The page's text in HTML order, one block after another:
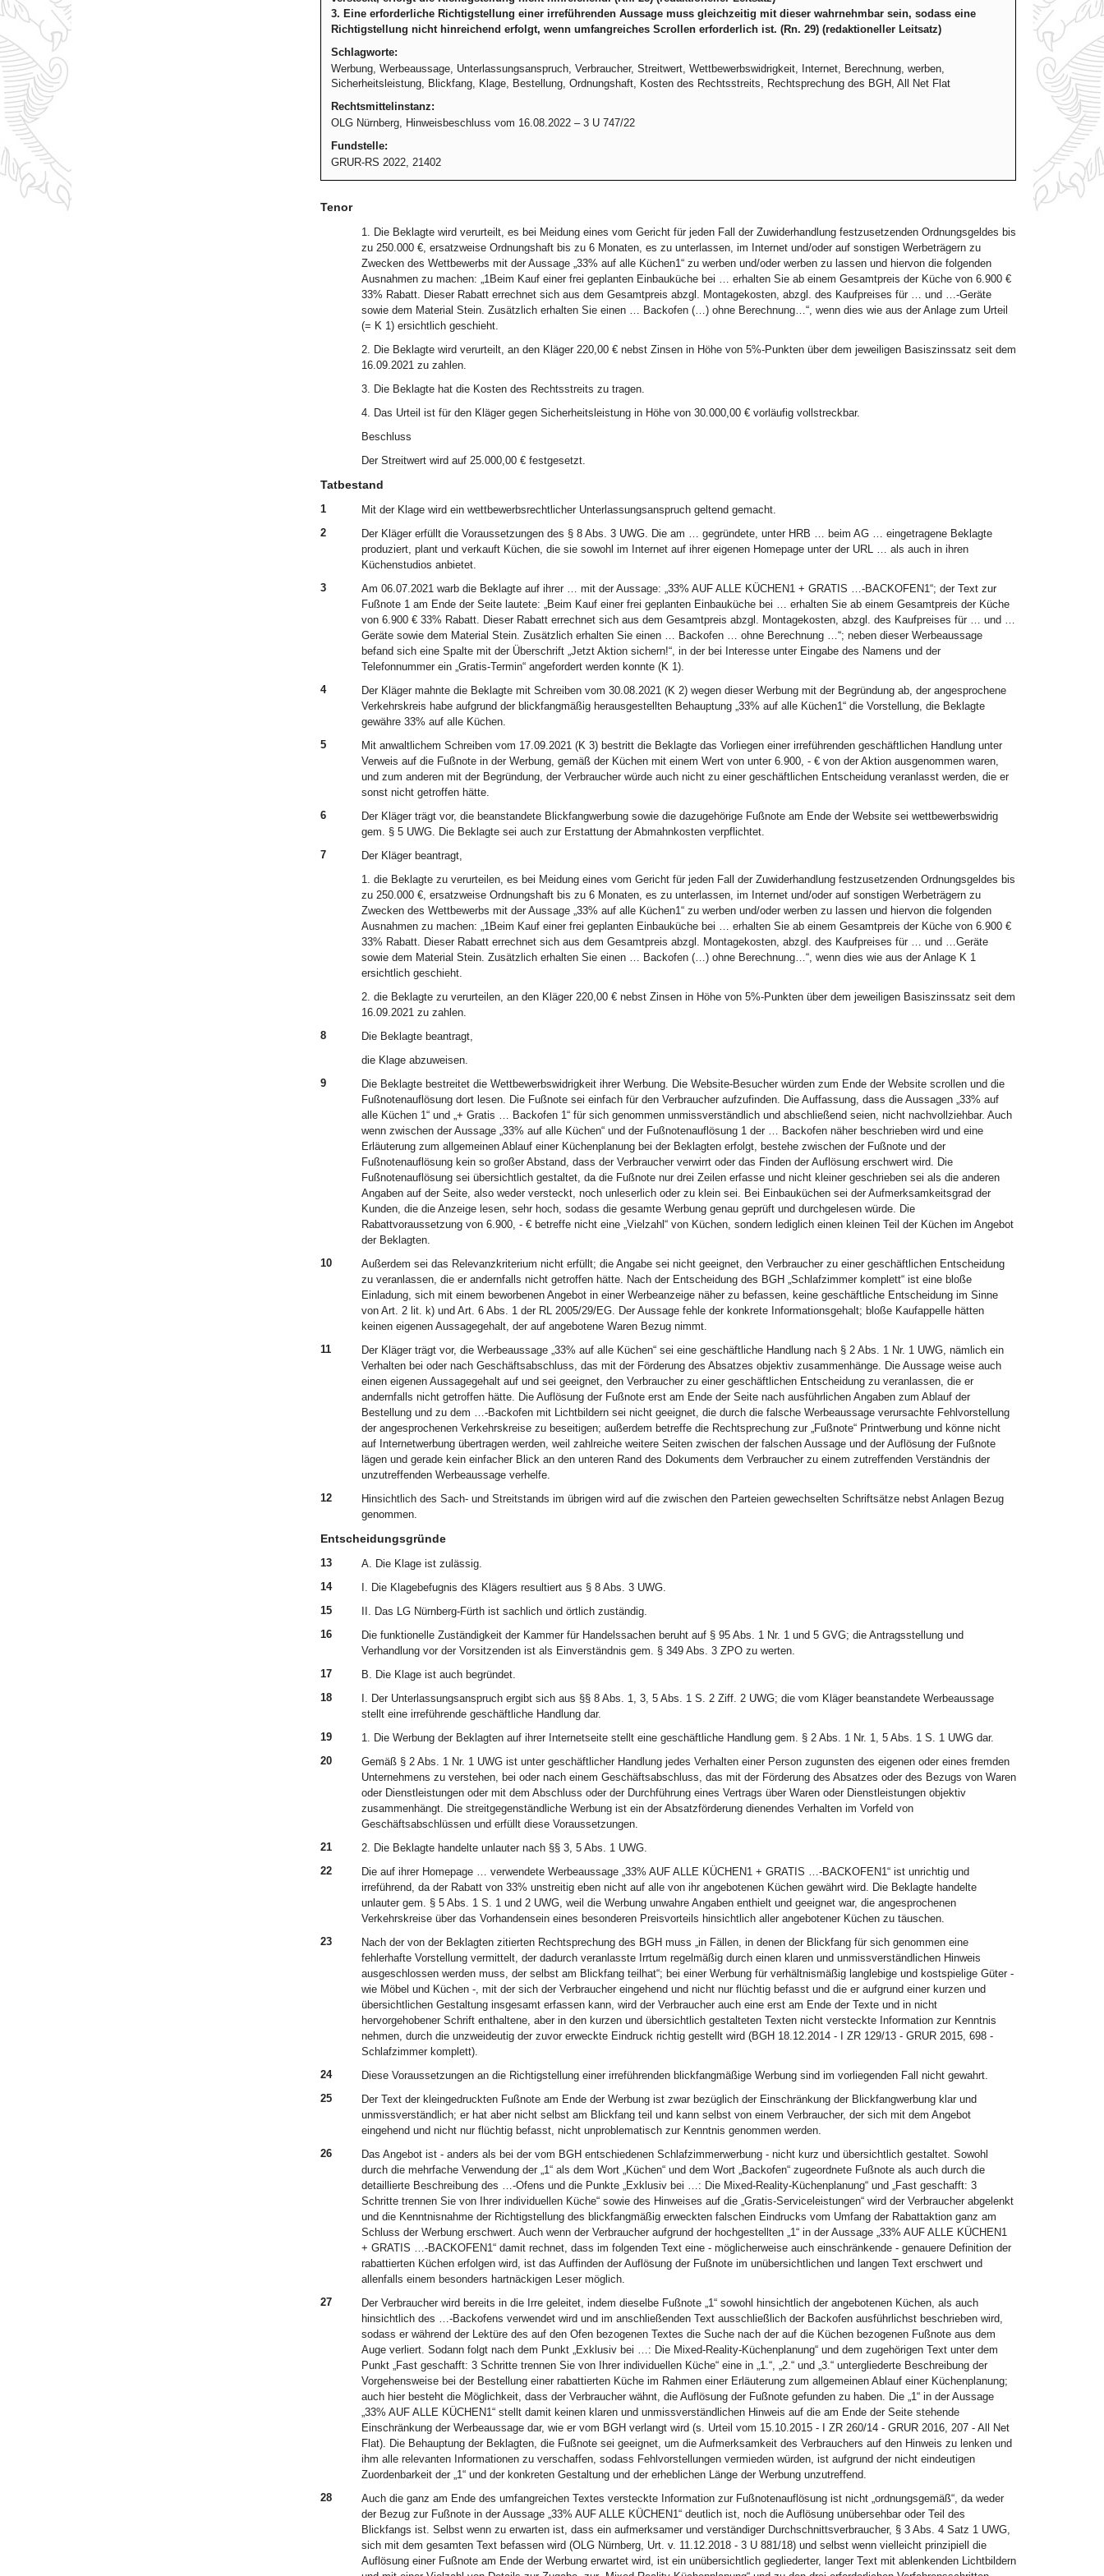
3. Eine erforderliche Richtigstellung einer irreführenden Aussage muss gleichzeitig mit dieser wahrnehmbar sein, sodass eine
Richtigstellung nicht hinreichend erfolgt, wenn umfangreiches Scrollen erforderlich ist. (Rn. 29) (redaktioneller Leitsatz)
Schlagworte:
Werbung, Werbeaussage, Unterlassungsanspruch, Verbraucher, Streitwert, Wettbewerbswidrigkeit, Internet, Berechnung, werben,
Sicherheitsleistung, Blickfang, Klage, Bestellung, Ordnungshaft, Kosten des Rechtsstreits, Rechtsprechung des BGH, All Net Flat
Rechtsmittelinstanz:
OLG Nürnberg, Hinweisbeschluss vom 16.08.2022 – 3 U 747/22
Fundstelle:
GRUR-RS 2022, 21402
Tenor
1. Die Beklagte wird verurteilt, es bei Meidung eines vom Gericht für jeden Fall der Zuwiderhandlung festzusetzenden Ordnungsgeldes bis
zu 250.000 €, ersatzweise Ordnungshaft bis zu 6 Monaten, es zu unterlassen, im Internet und/oder auf sonstigen Werbeträgern zu
Zwecken des Wettbewerbs mit der Aussage „33% auf alle Küchen1“ zu werben und/oder werben zu lassen und hiervon die folgenden
Ausnahmen zu machen: „1Beim Kauf einer frei geplanten Einbauküche bei … erhalten Sie ab einem Gesamtpreis der Küche von 6.900 €
33% Rabatt. Dieser Rabatt errechnet sich aus dem Gesamtpreis abzgl. Montagekosten, abzgl. des Kaufpreises für … und …-Geräte
sowie dem Material Stein. Zusätzlich erhalten Sie einen … Backofen (…) ohne Berechnung…“, wenn dies wie aus der Anlage zum Urteil
(= K 1) ersichtlich geschieht.
2. Die Beklagte wird verurteilt, an den Kläger 220,00 € nebst Zinsen in Höhe von 5%-Punkten über dem jeweiligen Basiszinssatz seit dem
16.09.2021 zu zahlen.
3. Die Beklagte hat die Kosten des Rechtsstreits zu tragen.
4. Das Urteil ist für den Kläger gegen Sicherheitsleistung in Höhe von 30.000,00 € vorläufig vollstreckbar.
Beschluss
Der Streitwert wird auf 25.000,00 € festgesetzt.
Tatbestand
1
Mit der Klage wird ein wettbewerbsrechtlicher Unterlassungsanspruch geltend gemacht.
2
Der Kläger erfüllt die Voraussetzungen des § 8 Abs. 3 UWG. Die am … gegründete, unter HRB … beim AG … eingetragene Beklagte
produziert, plant und verkauft Küchen, die sie sowohl im Internet auf ihrer eigenen Homepage unter der URL … als auch in ihren
Küchenstudios anbietet.
3
Am 06.07.2021 warb die Beklagte auf ihrer … mit der Aussage: „33% AUF ALLE KÜCHEN1 + GRATIS …-BACKOFEN1“; der Text zur
Fußnote 1 am Ende der Seite lautete: „Beim Kauf einer frei geplanten Einbauküche bei … erhalten Sie ab einem Gesamtpreis der Küche
von 6.900 € 33% Rabatt. Dieser Rabatt errechnet sich aus dem Gesamtpreis abzgl. Montagekosten, abzgl. des Kaufpreises für … und …
Geräte sowie dem Material Stein. Zusätzlich erhalten Sie einen … Backofen … ohne Berechnung …“; neben dieser Werbeaussage
befand sich eine Spalte mit der Überschrift „Jetzt Aktion sichern!“, in der bei Interesse unter Eingabe des Namens und der
Telefonnummer ein „Gratis-Termin“ angefordert werden konnte (K 1).
4
Der Kläger mahnte die Beklagte mit Schreiben vom 30.08.2021 (K 2) wegen dieser Werbung mit der Begründung ab, der angesprochene
Verkehrskreis habe aufgrund der blickfangmäßig herausgestellten Behauptung „33% auf alle Küchen1“ die Vorstellung, die Beklagte
gewähre 33% auf alle Küchen.
5
Mit anwaltlichem Schreiben vom 17.09.2021 (K 3) bestritt die Beklagte das Vorliegen einer irreführenden geschäftlichen Handlung unter
Verweis auf die Fußnote in der Werbung, gemäß der Küchen mit einem Wert von unter 6.900, - € von der Aktion ausgenommen waren,
und zum anderen mit der Begründung, der Verbraucher würde auch nicht zu einer geschäftlichen Entscheidung veranlasst werden, die er
sonst nicht getroffen hätte.
6
Der Kläger trägt vor, die beanstandete Blickfangwerbung sowie die dazugehörige Fußnote am Ende der Website sei wettbewerbswidrig
gem. § 5 UWG. Die Beklagte sei auch zur Erstattung der Abmahnkosten verpflichtet.
7
Der Kläger beantragt,
1. die Beklagte zu verurteilen, es bei Meidung eines vom Gericht für jeden Fall der Zuwiderhandlung festzusetzenden Ordnungsgeldes bis
zu 250.000 €, ersatzweise Ordnungshaft bis zu 6 Monaten, es zu unterlassen, im Internet und/oder auf sonstigen Werbeträgern zu
Zwecken des Wettbewerbs mit der Aussage „33% auf alle Küchen1“ zu werben und/oder werben zu lassen und hiervon die folgenden
Ausnahmen zu machen: „1Beim Kauf einer frei geplanten Einbauküche bei … erhalten Sie ab einem Gesamtpreis der Küche von 6.900 €
33% Rabatt. Dieser Rabatt errechnet sich aus dem Gesamtpreis abzgl. Montagekosten, abzgl. des Kaufpreises für … und …Geräte
sowie dem Material Stein. Zusätzlich erhalten Sie einen … Backofen (…) ohne Berechnung…“, wenn dies wie aus der Anlage K 1
ersichtlich geschieht.
2. die Beklagte zu verurteilen, an den Kläger 220,00 € nebst Zinsen in Höhe von 5%-Punkten über dem jeweiligen Basiszinssatz seit dem
16.09.2021 zu zahlen.
8
Die Beklagte beantragt,
die Klage abzuweisen.
9
Die Beklagte bestreitet die Wettbewerbswidrigkeit ihrer Werbung. Die Website-Besucher würden zum Ende der Website scrollen und die
Fußnotenauflösung dort lesen. Die Fußnote sei einfach für den Verbraucher aufzufinden. Die Auffassung, dass die Aussagen „33% auf
alle Küchen 1“ und „+ Gratis … Backofen 1“ für sich genommen unmissverständlich und abschließend seien, nicht nachvollziehbar. Auch
wenn zwischen der Aussage „33% auf alle Küchen“ und der Fußnotenauflösung 1 der … Backofen näher beschrieben wird und eine
Erläuterung zum allgemeinen Ablauf einer Küchenplanung bei der Beklagten erfolgt, bestehe zwischen der Fußnote und der
Fußnotenauflösung kein so großer Abstand, dass der Verbraucher verwirrt oder das Finden der Auflösung erschwert wird. Die
Fußnotenauflösung sei übersichtlich gestaltet, da die Fußnote nur drei Zeilen erfasse und nicht kleiner geschrieben sei als die anderen
Angaben auf der Seite, also weder versteckt, noch unleserlich oder zu klein sei. Bei Einbauküchen sei der Aufmerksamkeitsgrad der
Kunden, die die Anzeige lesen, sehr hoch, sodass die gesamte Werbung genau geprüft und durchgelesen würde. Die
Rabattvoraussetzung von 6.900, - € betreffe nicht eine „Vielzahl“ von Küchen, sondern lediglich einen kleinen Teil der Küchen im Angebot
der Beklagten.
10
Außerdem sei das Relevanzkriterium nicht erfüllt; die Angabe sei nicht geeignet, den Verbraucher zu einer geschäftlichen Entscheidung
zu veranlassen, die er andernfalls nicht getroffen hätte. Nach der Entscheidung des BGH „Schlafzimmer komplett“ ist eine bloße
Einladung, sich mit einem beworbenen Angebot in einer Werbeanzeige näher zu befassen, keine geschäftliche Entscheidung im Sinne
von Art. 2 lit. k) und Art. 6 Abs. 1 der RL 2005/29/EG. Der Aussage fehle der konkrete Informationsgehalt; bloße Kaufappelle hätten
keinen eigenen Aussagegehalt, der auf angebotene Waren Bezug nimmt.
11
Der Kläger trägt vor, die Werbeaussage „33% auf alle Küchen“ sei eine geschäftliche Handlung nach § 2 Abs. 1 Nr. 1 UWG, nämlich ein
Verhalten bei oder nach Geschäftsabschluss, das mit der Förderung des Absatzes objektiv zusammenhänge. Die Aussage weise auch
einen eigenen Aussagegehalt auf und sei geeignet, den Verbraucher zu einer geschäftlichen Entscheidung zu veranlassen, die er
andernfalls nicht getroffen hätte. Die Auflösung der Fußnote erst am Ende der Seite nach ausführlichen Angaben zum Ablauf der
Bestellung und zu dem …-Backofen mit Lichtbildern sei nicht geeignet, die durch die falsche Werbeaussage verursachte Fehlvorstellung
der angesprochenen Verkehrskreise zu beseitigen; außerdem betreffe die Rechtsprechung zur „Fußnote“ Printwerbung und könne nicht
auf Internetwerbung übertragen werden, weil zahlreiche weitere Seiten zwischen der falschen Aussage und der Auflösung der Fußnote
lägen und gerade kein einfacher Blick an den unteren Rand des Dokuments dem Verbraucher zu einem zutreffenden Verständnis der
unzutreffenden Werbeaussage verhelfe.
12
Hinsichtlich des Sach- und Streitstands im übrigen wird auf die zwischen den Parteien gewechselten Schriftsätze nebst Anlagen Bezug
genommen.
Entscheidungsgründe
13
A. Die Klage ist zulässig.
14
I. Die Klagebefugnis des Klägers resultiert aus § 8 Abs. 3 UWG.
15
II. Das LG Nürnberg-Fürth ist sachlich und örtlich zuständig.
16
Die funktionelle Zuständigkeit der Kammer für Handelssachen beruht auf § 95 Abs. 1 Nr. 1 und 5 GVG; die Antragsstellung und
Verhandlung vor der Vorsitzenden ist als Einverständnis gem. § 349 Abs. 3 ZPO zu werten.
17
B. Die Klage ist auch begründet.
18
I. Der Unterlassungsanspruch ergibt sich aus §§ 8 Abs. 1, 3, 5 Abs. 1 S. 2 Ziff. 2 UWG; die vom Kläger beanstandete Werbeaussage
stellt eine irreführende geschäftliche Handlung dar.
19
1. Die Werbung der Beklagten auf ihrer Internetseite stellt eine geschäftliche Handlung gem. § 2 Abs. 1 Nr. 1, 5 Abs. 1 S. 1 UWG dar.
20
Gemäß § 2 Abs. 1 Nr. 1 UWG ist unter geschäftlicher Handlung jedes Verhalten einer Person zugunsten des eigenen oder eines fremden
Unternehmens zu verstehen, bei oder nach einem Geschäftsabschluss, das mit der Förderung des Absatzes oder des Bezugs von Waren
oder Dienstleistungen oder mit dem Abschluss oder der Durchführung eines Vertrags über Waren oder Dienstleistungen objektiv
zusammenhängt. Die streitgegenständliche Werbung ist ein der Absatzförderung dienendes Verhalten im Vorfeld von
Geschäftsabschlüssen und erfüllt diese Voraussetzungen.
21
2. Die Beklagte handelte unlauter nach §§ 3, 5 Abs. 1 UWG.
22
Die auf ihrer Homepage … verwendete Werbeaussage „33% AUF ALLE KÜCHEN1 + GRATIS …-BACKOFEN1“ ist unrichtig und
irreführend, da der Rabatt von 33% unstreitig eben nicht auf alle von ihr angebotenen Küchen gewährt wird. Die Beklagte handelte
unlauter gem. § 5 Abs. 1 S. 1 und 2 UWG, weil die Werbung unwahre Angaben enthielt und geeignet war, die angesprochenen
Verkehrskreise über das Vorhandensein eines besonderen Preisvorteils hinsichtlich aller angebotener Küchen zu täuschen.
23
Nach der von der Beklagten zitierten Rechtsprechung des BGH muss „in Fällen, in denen der Blickfang für sich genommen eine
fehlerhafte Vorstellung vermittelt, der dadurch veranlasste Irrtum regelmäßig durch einen klaren und unmissverständlichen Hinweis
ausgeschlossen werden muss, der selbst am Blickfang teilhat“; bei einer Werbung für verhältnismäßig langlebige und kostspielige Güter -
wie Möbel und Küchen -, mit der sich der Verbraucher eingehend und nicht nur flüchtig befasst und die er aufgrund einer kurzen und
übersichtlichen Gestaltung insgesamt erfassen kann, wird der Verbraucher auch eine erst am Ende der Texte und in nicht
hervorgehobener Schrift enthaltene, aber in den kurzen und übersichtlich gestalteten Texten nicht versteckte Information zur Kenntnis
nehmen, durch die unzweideutig der zuvor erweckte Eindruck richtig gestellt wird (BGH 18.12.2014 - I ZR 129/13 - GRUR 2015, 698 -
Schlafzimmer komplett).
24
Diese Voraussetzungen an die Richtigstellung einer irreführenden blickfangmäßige Werbung sind im vorliegenden Fall nicht gewahrt.
25
Der Text der kleingedruckten Fußnote am Ende der Werbung ist zwar bezüglich der Einschränkung der Blickfangwerbung klar und
unmissverständlich; er hat aber nicht selbst am Blickfang teil und kann selbst von einem Verbraucher, der sich mit dem Angebot
eingehend und nicht nur flüchtig befasst, nicht unproblematisch zur Kenntnis genommen werden.
26
Das Angebot ist - anders als bei der vom BGH entschiedenen Schlafzimmerwerbung - nicht kurz und übersichtlich gestaltet. Sowohl
durch die mehrfache Verwendung der „1“ als dem Wort „Küchen“ und dem Wort „Backofen“ zugeordnete Fußnote als auch durch die
detaillierte Beschreibung des …-Ofens und die Punkte „Exklusiv bei …: Die Mixed-Reality-Küchenplanung“ und „Fast geschafft: 3
Schritte trennen Sie von Ihrer individuellen Küche“ sowie des Hinweises auf die „Gratis-Serviceleistungen“ wird der Verbraucher abgelenkt
und die Kenntnisnahme der Richtigstellung des blickfangmäßig erweckten falschen Eindrucks vom Umfang der Rabattaktion ganz am
Schluss der Werbung erschwert. Auch wenn der Verbraucher aufgrund der hochgestellten „1“ in der Aussage „33% AUF ALLE KÜCHEN1
+ GRATIS …-BACKOFEN1“ damit rechnet, dass im folgenden Text eine - möglicherweise auch einschränkende - genauere Definition der
rabattierten Küchen erfolgen wird, ist das Auffinden der Auflösung der Fußnote im unübersichtlichen und langen Text erschwert und
allenfalls einem besonders hartnäckigen Leser möglich.
27
Der Verbraucher wird bereits in die Irre geleitet, indem dieselbe Fußnote „1“ sowohl hinsichtlich der angebotenen Küchen, als auch
hinsichtlich des …-Backofens verwendet wird und im anschließenden Text ausschließlich der Backofen ausführlichst beschrieben wird,
sodass er während der Lektüre des auf den Ofen bezogenen Textes die Suche nach der auf die Küchen bezogenen Fußnote aus dem
Auge verliert. Sodann folgt nach dem Punkt „Exklusiv bei …: Die Mixed-Reality-Küchenplanung“ und dem zugehörigen Text unter dem
Punkt „Fast geschafft: 3 Schritte trennen Sie von Ihrer individuellen Küche“ eine in „1.“, „2.“ und „3.“ untergliederte Beschreibung der
Vorgehensweise bei der Bestellung einer rabattierten Küche im Rahmen einer Erläuterung zum allgemeinen Ablauf einer Küchenplanung;
auch hier besteht die Möglichkeit, dass der Verbraucher wähnt, die Auflösung der Fußnote gefunden zu haben. Die „1“ in der Aussage
„33% AUF ALLE KÜCHEN1“ stellt damit keinen klaren und unmissverständlichen Hinweis auf die am Ende der Seite stehende
Einschränkung der Werbeaussage dar, wie er vom BGH verlangt wird (s. Urteil vom 15.10.2015 - I ZR 260/14 - GRUR 2016, 207 - All Net
Flat). Die Behauptung der Beklagten, die Fußnote sei geeignet, um die Aufmerksamkeit des Verbrauchers auf den Hinweis zu lenken und
ihm alle relevanten Informationen zu verschaffen, sodass Fehlvorstellungen vermieden würden, ist aufgrund der nicht eindeutigen
Zuordenbarkeit der „1“ und der konkreten Gestaltung und der erheblichen Länge der Werbung unzutreffend.
28
Auch die ganz am Ende des umfangreichen Textes versteckte Information zur Fußnotenauflösung ist nicht „ordnungsgemäß“, da weder
der Bezug zur Fußnote in der Aussage „33% AUF ALLE KÜCHEN1“ deutlich ist, noch die Auflösung unübersehbar oder Teil des
Blickfangs ist. Selbst wenn zu erwarten ist, dass ein aufmerksamer und verständiger Durchschnittsverbraucher, § 3 Abs. 4 Satz 1 UWG,
sich mit dem gesamten Text befassen wird (OLG Nürnberg, Urt. v. 11.12.2018 - 3 U 881/18) und selbst wenn vielleicht prinzipiell die
Auflösung einer Fußnote am Ende der Werbung erwartet wird, ist ein unübersichtlich gegliederter, langer Text mit ablenkenden Lichtbildern